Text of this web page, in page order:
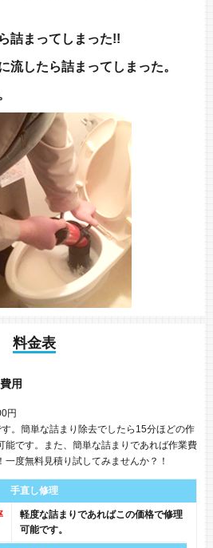
詰まってしまった!!
流したら詰まってしまった。
料金表
用
円
。簡単な詰まり除去でしたら15分ほどの作
能です。また、簡単な詰まりであれば作業費
度無料見積り試してみませんか？！
手直し修理
軽度な詰まりであればこの価格で修理
可能です。